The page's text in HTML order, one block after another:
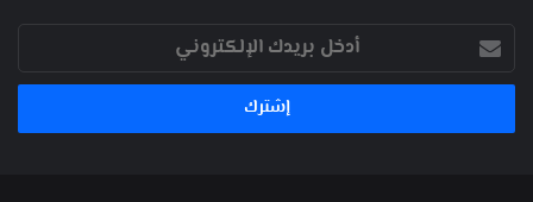
أدخل
بريدك
الإلكتروني